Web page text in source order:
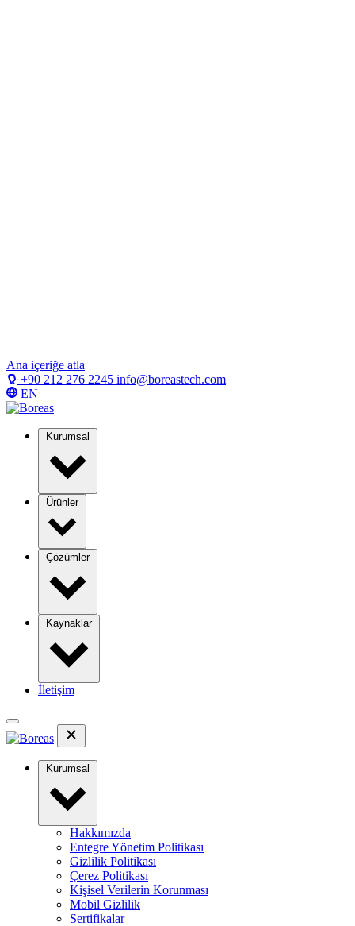
Ana içeriğe atla
+90 212 276 2245 info@boreastech.com
EN
Kurumsal
Ürünler
Çözümler
Kaynaklar
İletişim
Kurumsal
Hakkımızda
Entegre Yönetim Politikası
Gizlilik Politikası
Çerez Politikası
Kişisel Verilerin Korunması
Mobil Gizlilik
Sertifikalar